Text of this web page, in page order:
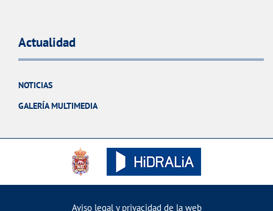
Actualidad
NOTICIAS
GALERÍA MULTIMEDIA
Aviso legal y privacidad de la web